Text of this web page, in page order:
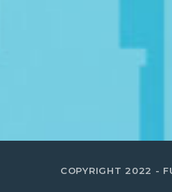
COPYRIGHT 2022 -